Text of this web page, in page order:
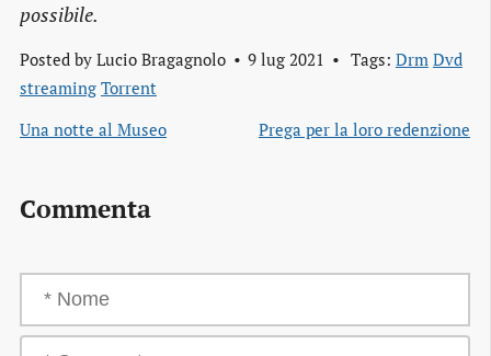
possibile.
Posted by Lucio Bragagnolo 9 lug 2021 Tags: Drm Dvd
streaming Torrent
Una notte al Museo
Prega per la loro redenzione
Commenta